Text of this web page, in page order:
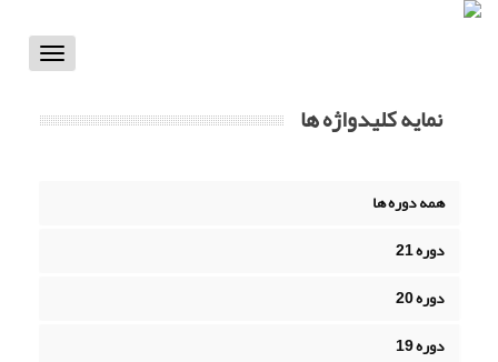
Toggle
نمایه کلیدواژه ها
همه دوره ها
دوره 21
دوره 20
دوره 19